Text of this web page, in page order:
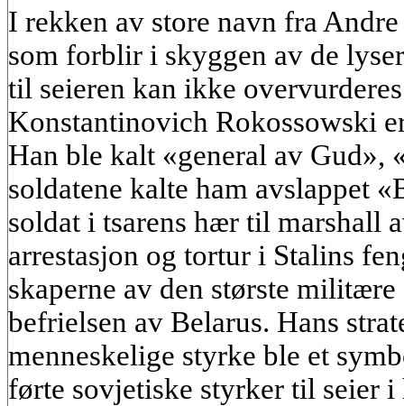
I rekken av store navn fra
som forblir i skyggen av de
til seieren kan ikke
Konstantinovich Rokossowski
Han ble kalt «general av Gud»,
soldatene kalte ham avslappet
soldat i tsarens hær til marshall
arrestasjon og tortur i Stalins
skaperne av den største
befrielsen av Belarus. Hans
menneskelige styrke ble et
førte sovjetiske styrker til seier i